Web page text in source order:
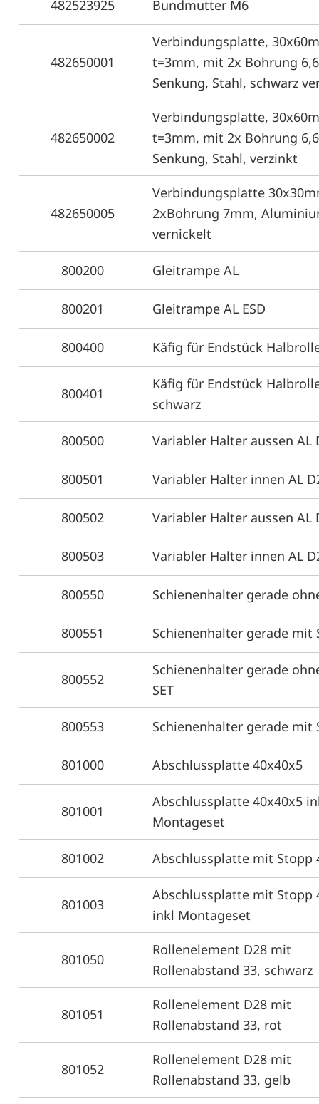
482523925 Bundmutter M6
482650001
Verbindungsplatte,
t=3mm, mit 2x Bohrung
Senkung, Stahl, schwarz
482650002
Verbindungsplatte,
t=3mm, mit 2x Bohrung
Senkung, Stahl, verzinkt
482650005
Verbindungsplatte
2xBohrung 7mm,
vernickelt
800200 Gleitrampe AL
800201 Gleitrampe AL ESD
800400 Käfig für Endstück
800401
Käfig für Endstück
schwarz
800500 Variabler Halter aussen AL
800501 Variabler Halter innen AL
800502 Variabler Halter aussen AL
800503 Variabler Halter innen AL
800550 Schienenhalter gerade
800551 Schienenhalter gerade mit
800552
Schienenhalter gerade
SET
800553 Schienenhalter gerade mit
801000 Abschlussplatte 40x40x5
801001
Abschlussplatte 40x40x5
Montageset
801002 Abschlussplatte mit Stopp
801003
Abschlussplatte mit Stopp
inkl Montageset
801050
Rollenelement D28 mit
Rollenabstand 33, schwarz
801051
Rollenelement D28 mit
Rollenabstand 33, rot
801052
Rollenelement D28 mit
Rollenabstand 33, gelb